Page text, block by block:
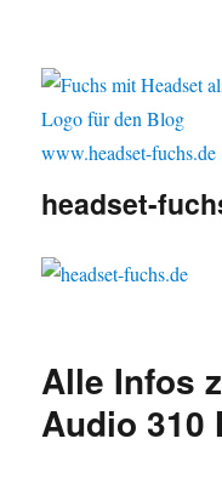
headset-
Alle Infos
Audio 310